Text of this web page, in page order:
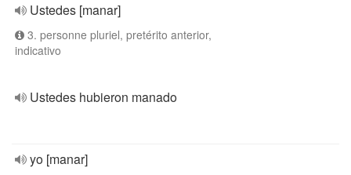
Ustedes [manar]
3. personne pluriel, pretérito anterior,
indicativo
Ustedes hubieron manado
yo [manar]